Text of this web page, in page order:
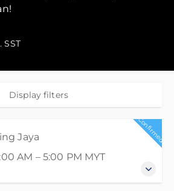
SST
Display filters
Jaya
AM – 5:00 PM MYT
Confirmed